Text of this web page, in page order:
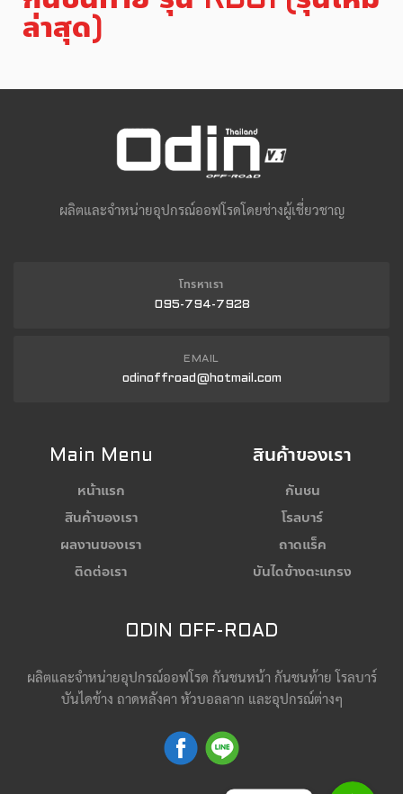
ล่าสุด)
ผลิตและจำหน่ายอุปกรณ์ออฟโรดโดยช่างผู้เชี่ยวชาญ
โทรหาเรา
095-794-7928
EMAIL
odinoffroad@hotmail.com
Main Menu
หน้าแรก
สินค้าของเรา
ผลงานของเรา
ติดต่อเรา
สินค้าของเรา
กันชน
โรลบาร์
ถาดแร็ค
บันไดข้างตะแกรง
ODIN OFF-ROAD
ผลิตและจำหน่ายอุปกรณ์ออฟโรด กันชนหน้า กันชนท้าย โรลบาร์
บันไดข้าง ถาดหลังคา หัวบอลลาก และอุปกรณ์ต่างๆ